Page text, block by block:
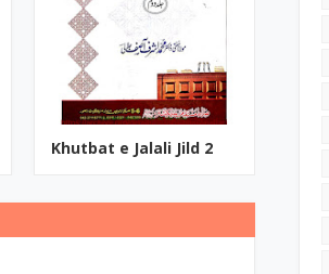
Khutbat e Jalali Jild 2